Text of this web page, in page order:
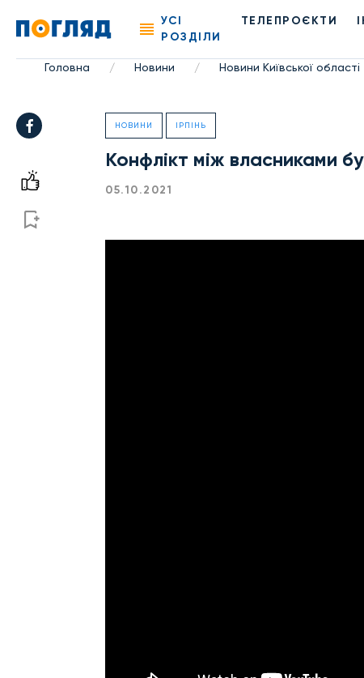
УСІ
РОЗДІЛИ
ТЕЛЕПРОЄКТИ
Головна / Новини / Новини Київської області
НОВИНИ ІРПІНЬ
Конфлікт між власниками
05.10.2021